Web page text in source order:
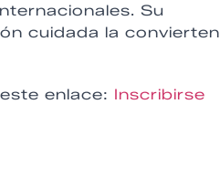
Su
cuidada la convierten
enlace: Inscribirse